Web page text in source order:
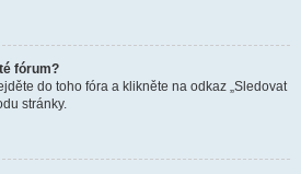
fórum?
do toho fóra a klikněte na odkaz „Sledovat
stránky.